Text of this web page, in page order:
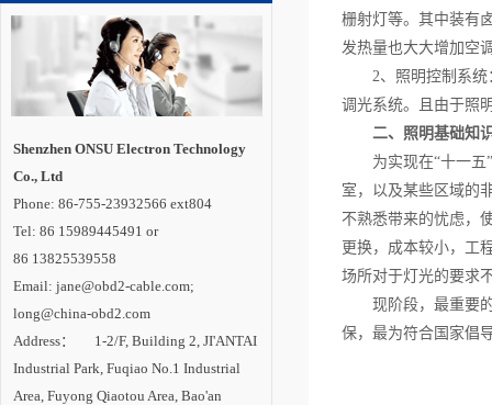
合作计划，中国半导
体照明国家重点实验
室在荷兰代尔夫特大
学建立海外研发实体
机构“国际开放创新中
心”，并共同培养博士
及博士后。中国还与
应用、标准检测、示
范工程评价和产品循
斯、南非建立“金砖国
家半导体照明合作平
设。 内专家认
为，LED照明已成为
命，在照明产业变革
着技术进步的推动和
市场需求的拉动，
Shenzhen ONSU Electron Technology
Co., Ltd
Phone: 86-755-23932566 ext804
Tel: 86 15989445491 or
86 13825539558
Email: jane@obd2-cable.com;
long@china-obd2.com
Address： 1-2/F, Building 2, JI'ANTAI
Industrial Park, Fuqiao No.1 Industrial
Area, Fuyong Qiaotou Area, Bao'an
栅射灯等。其中装有
发热量也大大增加空
2、照明控制系
调光系统。且由于照
二、照明基础知
为实现在“十一
室，以及某些区域的
不熟悉带来的忧虑，
更换，成本较小，工
场所对于灯光的要求
现阶段，最重要
保，最为符合国家倡